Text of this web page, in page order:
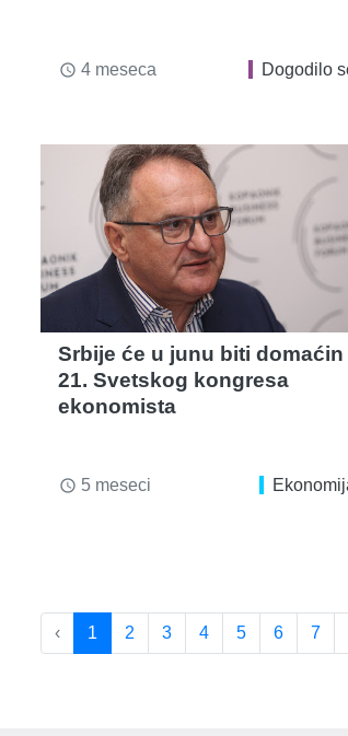
access_time 4 meseca Dogodilo
Srbije će u junu biti domaćin
21. Svetskog kongresa
ekonomista
access_time 5 meseci
‹ 1 2 3 4 5 6 7